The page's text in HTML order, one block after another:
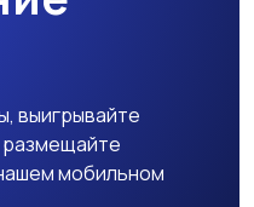
выигрывайте
мобильном